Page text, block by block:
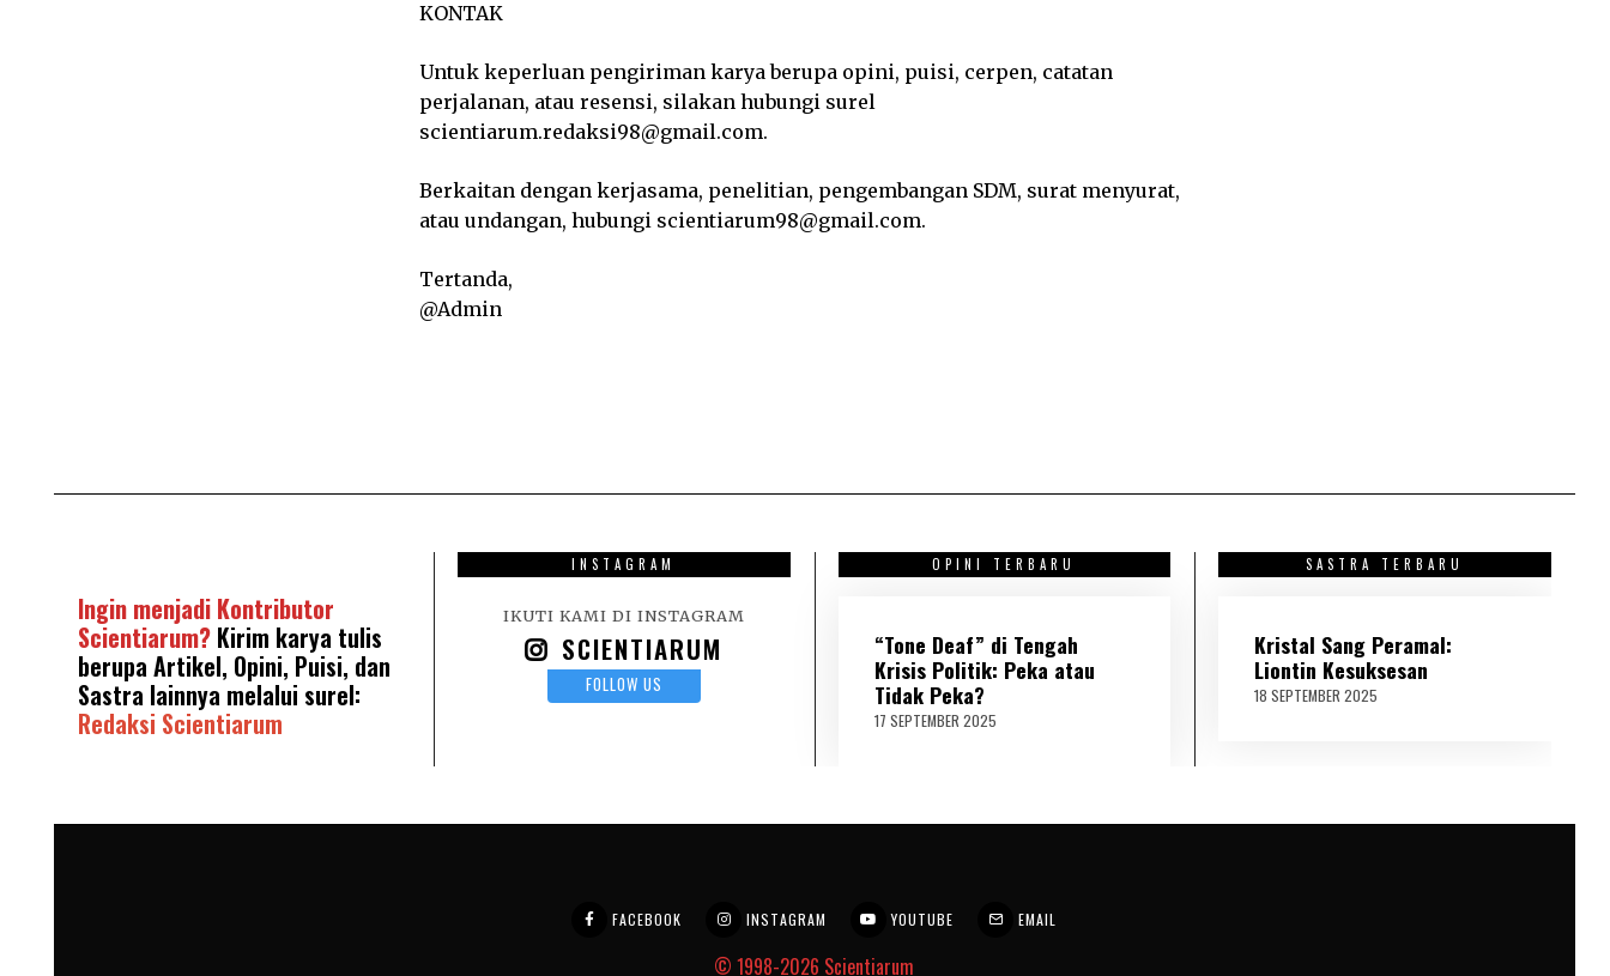
KONTAK
Untuk keperluan pengiriman karya berupa opini, puisi, cerpen, catatan
perjalanan, atau resensi, silakan hubungi surel
scientiarum.redaksi98@gmail.com.
Berkaitan dengan kerjasama, penelitian, pengembangan SDM, surat menyurat,
atau undangan, hubungi scientiarum98@gmail.com.
Tertanda,
@Admin
Ingin menjadi Kontributor
Scientiarum? Kirim karya tulis
berupa Artikel, Opini, Puisi, dan
Sastra lainnya melalui surel:
Redaksi Scientiarum
INSTAGRAM
IKUTI KAMI DI INSTAGRAM
SCIENTIARUM
FOLLOW US
OPINI TERBARU
“Tone Deaf” di Tengah
Krisis Politik: Peka atau
Tidak Peka?
17 SEPTEMBER 2025
T
R
SASTRA TERBARU
Kristal Sang Peramal:
Liontin Kesuksesan
18 SEPTEMBER 2025
FACEBOOK INSTAGRAM YOUTUBE EMAIL
© 1998-2026 Scientiarum